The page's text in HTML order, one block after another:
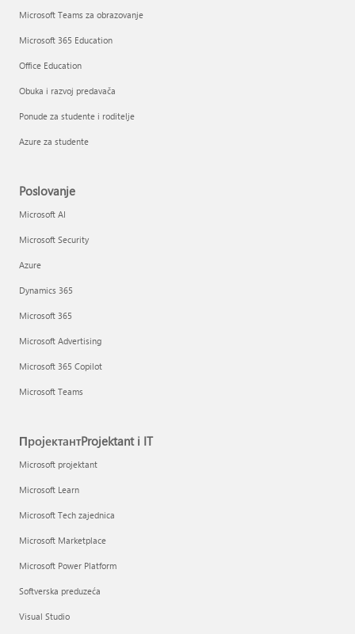
Microsoft Teams za obrazovanje
Microsoft 365 Education
Office Education
Obuka i razvoj predavača
Ponude za studente i roditelje
Azure za studente
Poslovanje
Microsoft AI
Microsoft Security
Azure
Dynamics 365
Microsoft 365
Microsoft Advertising
Microsoft 365 Copilot
Microsoft Teams
ПројектантProjektant i IT
Microsoft projektant
Microsoft Learn
Microsoft Tech zajednica
Microsoft Marketplace
Microsoft Power Platform
Softverska preduzeća
Visual Studio